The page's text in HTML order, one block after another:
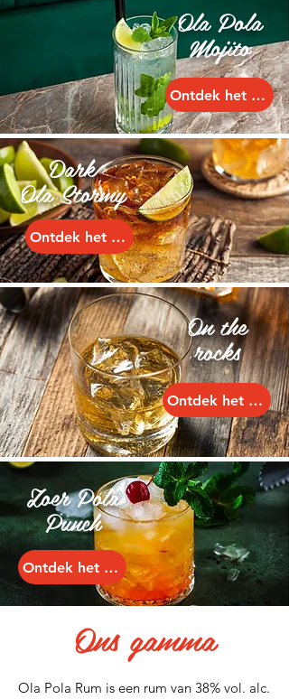
Ola Pola
Mojito
Ontdek het recept
Dark
Ola Stormy
Ontdek het recept
On the
rocks
Ontdek het recept
Zoer Pola
Punch
Ontdek het recept
Ons gamma
Ola Pola Rum is een rum van 38% vol. alc.